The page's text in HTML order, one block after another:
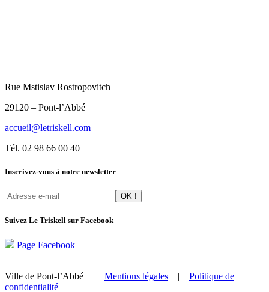
Rue Mstislav Rostropovitch
29120 – Pont-l’Abbé
accueil@letriskell.com
Tél. 02 98 66 00 40
Inscrivez-vous à notre newsletter
Suivez Le Triskell sur Facebook
Page Facebook
Ville de Pont-l’Abbé | Mentions légales | Politique de
confidentialité